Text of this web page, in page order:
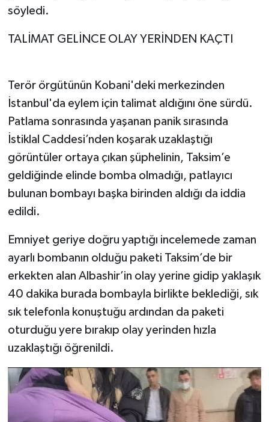
söyledi.
TALİMAT GELİNCE OLAY YERİNDEN KAÇTI
Terör örgütünün Kobani'deki merkezinden
İstanbul'da eylem için talimat aldığını öne sürdü.
Patlama sonrasında yaşanan panik sırasında
İstiklal Caddesi’nden koşarak uzaklaştığı
görüntüler ortaya çıkan şüphelinin, Taksim’e
geldiğinde elinde bomba olmadığı, patlayıcı
bulunan bombayı başka birinden aldığı da iddia
edildi.
Emniyet geriye doğru yaptığı incelemede zaman
ayarlı bombanın olduğu paketi Taksim’de bir
erkekten alan Albashir’in olay yerine gidip yaklaşık
40 dakika burada bombayla birlikte beklediği, sık
sık telefonla konuştuğu ardından da paketi
oturduğu yere bırakıp olay yerinden hızla
uzaklaştığı öğrenildi.
ÇEVRE
BİLİM VE TEKNOLOJİ
YARIŞMALAR
TANITIM
HABERDE İNSAN